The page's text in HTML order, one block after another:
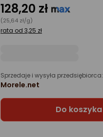
128,20 zł
(25,64 zł/g)
rata od 3,25 zł
Sprzedaje i wysyła przedsiębiorca:
Morele.net
Do koszyka